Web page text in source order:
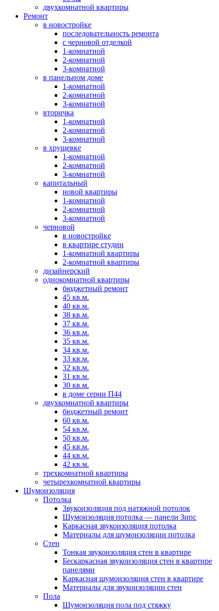
двухкомнатной квартиры
Ремонт
в новостройке
последовательность ремонта
с черновой отделкой
1-комнатной
2-комнатной
3-комнатной
в панельном доме
1-комнатной
2-комнатной
3-комнатной
вторичка
1-комнатной
2-комнатной
3-комнатной
в хрущевке
1-комнатной
2-комнатной
3-комнатной
капитальный
новой квартиры
1-комнатной
2-комнатной
3-комнатной
черновой
в новостройке
в квартире студии
1-комнатной квартиры
2-комнатной квартиры
дизайнерский
однокомнатной квартиры
бюджетный ремонт
45 кв.м.
40 кв.м.
38 кв.м.
37 кв.м.
36 кв.м.
35 кв.м.
34 кв.м.
33 кв.м.
32 кв.м.
31 кв.м.
30 кв.м.
в доме серии П44
двухкомнатной квартиры
бюджетный ремонт
60 кв.м.
54 кв.м.
50 кв.м.
45 кв.м.
44 кв.м.
42 кв.м.
трехкомнатной квартиры
четырехкомнатной квартиры
Шумоизоляция
Потолка
Звукоизоляция под натяжной потолок
Шумоизоляция потолка — панели Зипс
Каркасная звукоизоляция потолка
Материалы для шумоизоляции потолка
Стен
Тонкая звукоизоляция стен в квартире
Бескаркасная звукоизоляция стен в квартире
панелями
Каркасная шумоизоляция стен в квартире
Материалы для звукоизоляции стен
Пола
Шумоизоляция пола под стяжку